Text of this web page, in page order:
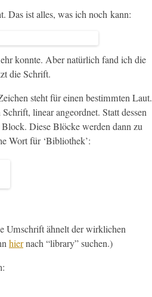
Das ist alles, was ich noch kann:
kon­nte. Aber natür­lich fand ich die
die Schrift.
ste­ht für einen bes­timmten Laut.
lin­ear ange­ord­net. Statt dessen
Diese Blöcke wer­den dann zu
Wort für ‘Bib­lio­thek’:
Umschrift ähnelt der wirk­lichen
hiernach “library” suchen.)